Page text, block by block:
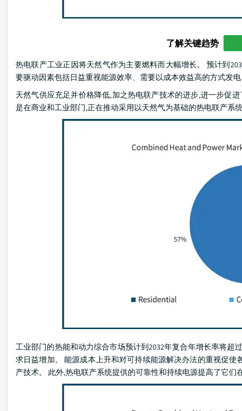
了解关键趋势
热电联产工业正因将天然气作为主要燃料而大幅增长。 预计到
要驱动因素包括日益重视能源效率、需要以成本效益高的方式发
天然气供应充足并价格降低,加之热电联产技术的进步,进一步促
是在商业和工业部门,正在推动采用以天然气为基础的热电联产系统
工业部门的热能和动力综合市场预计到2032年复合年增长率将
求日益增加。 能源成本上升和对可持续能源解决办法的重视促
产技术。 此外,热电联产系统提供的可靠性和持续电源提高了它们